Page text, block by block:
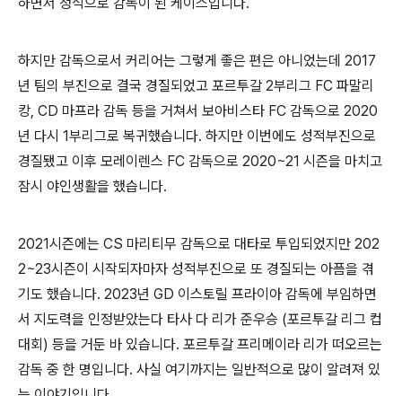
하지만 감독으로서 커리어는 그렇게 좋은 편은 아니었는데 2017
년 팀의 부진으로 결국 경질되었고 포르투갈 2부리그 FC 파말리
캉, CD 마프라 감독 등을 거쳐서 보아비스타 FC 감독으로 2020
년 다시 1부리그로 복귀했습니다. 하지만 이번에도 성적부진으로
경질됐고 이후 모레이렌스 FC 감독으로 2020~21 시즌을 마치고
잠시 야인생활을 했습니다.
2021시즌에는 CS 마리티무 감독으로 대타로 투입되었지만 202
2~23시즌이 시작되자마자 성적부진으로 또 경질되는 아픔을 겪
기도 했습니다. 2023년 GD 이스토릴 프라이아 감독에 부임하면
서 지도력을 인정받았는다 타사 다 리가 준우승 (포르투갈 리그 컵
대회) 등을 거둔 바 있습니다. 포르투갈 프리메이라 리가 떠오르는
감독 중 한 명입니다. 사실 여기까지는 일반적으로 많이 알려져 있